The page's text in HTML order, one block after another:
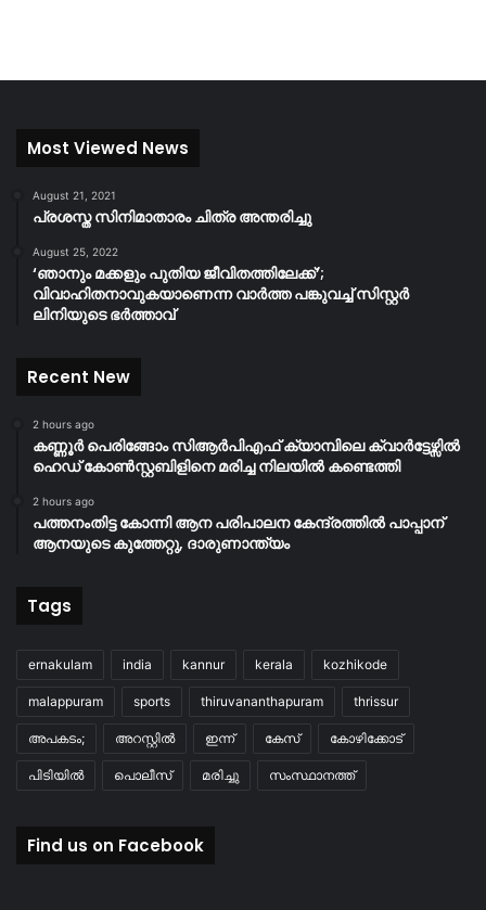
Most Viewed News
August 21, 2021
പ്രശസ്ത സിനിമാതാരം ചിത്ര അന്തരിച്ചു
August 25, 2022
‘ഞാനും മക്കളും പുതിയ ജീവിതത്തിലേക്ക്’;
വിവാഹിതനാവുകയാണെന്ന വാർത്ത പങ്കുവച്ച് സിസ്റ്റർ
ലിനിയുടെ ഭർത്താവ്
Recent New
2 hours ago
കണ്ണൂർ പെരിങ്ങോം സിആർപിഎഫ് ക്യാമ്പിലെ ക്വാർട്ടേഴ്സിൽ
ഹെഡ് കോൺസ്റ്റബിളിനെ മരിച്ച നിലയിൽ കണ്ടെത്തി
2 hours ago
പത്തനംതിട്ട കോന്നി ആന പരിപാലന കേന്ദ്രത്തിൽ പാപ്പാന്
ആനയുടെ കുത്തേറ്റു, ദാരുണാന്ത്യം
Tags
ernakulam india kannur kerala kozhikode
malappuram sports thiruvananthapuram thrissur
അപകടം; അറസ്റ്റിൽ ഇന്ന് കേസ് കോഴിക്കോട്
പിടിയിൽ പൊലീസ് മരിച്ചു സംസ്ഥാനത്ത്
Find us on Facebook